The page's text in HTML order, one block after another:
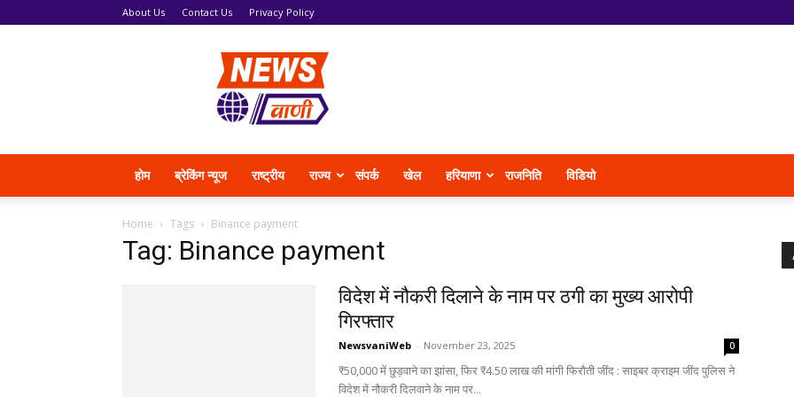
About Us Contact Us Privacy Policy
News
Vani
होम ब्रेकिंग न्यूज राष्ट्रीय राज्य संपर्क खेल हरियाणा राजनिति विडियो
Home Tags Binance payment
Tag: Binance payment
विदेश में नौकरी दिलाने के नाम पर ठगी का मुख्य आरोपी
गिरफ्तार
NewsvaniWeb - November 23, 2025 0
₹50,000 में छुड़वाने का झांसा, फिर ₹4.50 लाख की मांगी फिरौती जींद : साइबर क्राइम जींद पुलिस ने
विदेश में नौकरी दिलवाने के नाम पर...